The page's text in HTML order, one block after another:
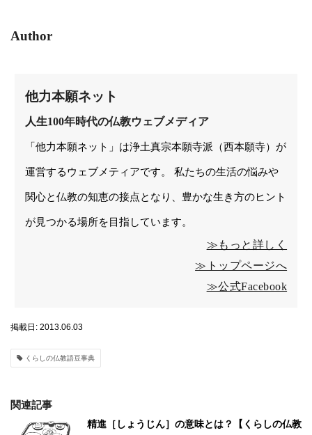
Author
他力本願ネット
人生100年時代の仏教ウェブメディア
「他力本願ネット」は浄土真宗本願寺派（西本願寺）が
運営するウェブメティアです。 私たちの生活の悩みや
関心と仏教の知恵の接点となり、豊かな生き方のヒント
が見つかる場所を目指しています。
≫もっと詳しく
≫トップページへ
≫公式Facebook
掲載日: 2013.06.03
くらしの仏教語豆事典
関連記事
精進［しょうじん］の意味とは？【くらしの仏教